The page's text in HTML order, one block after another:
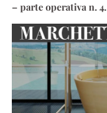
– parte operativa n. 4.